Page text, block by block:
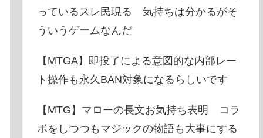
っているスレ民現る 気持ちは分かるがそ
ういうゲームなんだ
【MTGA】即投了による意図的な内部レー
ト操作も永久BAN対象になるらしいです
【MTG】マローの長文お気持ち表明 コラ
ボをしつつもマジックの物語も大事にする